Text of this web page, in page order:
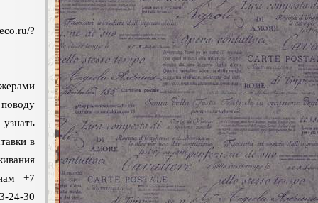
?
в
+7
24-30